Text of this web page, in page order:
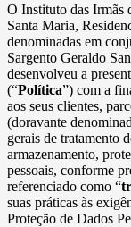
O Instituto das Irmãs
Santa Maria,
denominadas em
Sargento Geraldo
desenvolveu a
(“Política”) com a
aos seus clientes,
(doravante
gerais de tratamento
armazenamento,
pessoais, conforme
referenciado como “
suas práticas às
Proteção de Dados